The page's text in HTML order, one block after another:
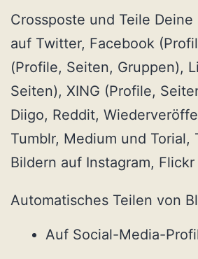
Crossposte und Teile
auf Twitter, Facebook
(Profile, Seiten, Gruppen),
Seiten), XING (Profile,
Diigo, Reddit,
Tumblr, Medium und Torial,
Bildern auf Instagram,
Automatisches Teilen von
Auf Social-Media-